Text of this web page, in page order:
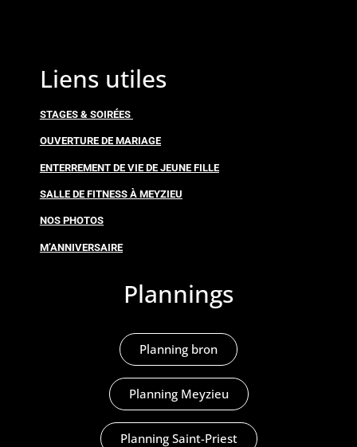
Liens utiles
STAGES & SOIRÉES
OUVERTURE DE MARIAGE
ENTERREMENT DE VIE DE JEUNE FILLE
SALLE DE FITNESS À MEYZIEU
NOS PHOTOS
M’ANNIVERSAIRE
Plannings
Planning bron
Planning Meyzieu
Planning Saint-Priest